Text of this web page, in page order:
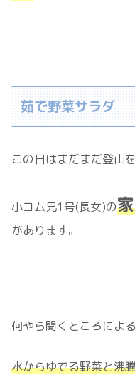
茹で野菜サラダ
この日はまだまだ登山
小コム兄1号(長女)の
があります。
何やら聞くところによ
水からゆでる野菜と沸